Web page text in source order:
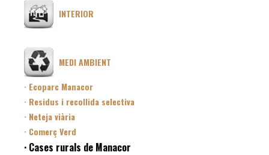
INTERIOR
MEDI AMBIENT
· Ecoparc Manacor
· Residus i recollida selectiva
· Neteja viària
· Comerç Verd
· Cases rurals de Manacor